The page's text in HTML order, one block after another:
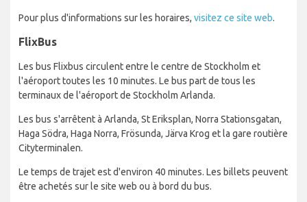
Pour plus d'informations sur les horaires, visitez ce site web.
FlixBus
Les bus Flixbus circulent entre le centre de Stockholm et
l'aéroport toutes les 10 minutes. Le bus part de tous les
terminaux de l'aéroport de Stockholm Arlanda.
Les bus s'arrêtent à Arlanda, St Eriksplan, Norra Stationsgatan,
Haga Södra, Haga Norra, Frösunda, Järva Krog et la gare routière
Cityterminalen.
Le temps de trajet est d'environ 40 minutes. Les billets peuvent
être achetés sur le site web ou à bord du bus.